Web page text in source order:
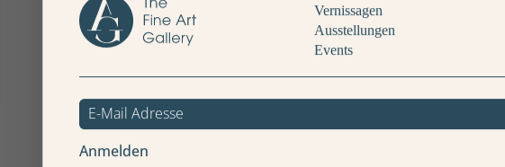
Vernissagen
Ausstellungen
Events
Anmelden